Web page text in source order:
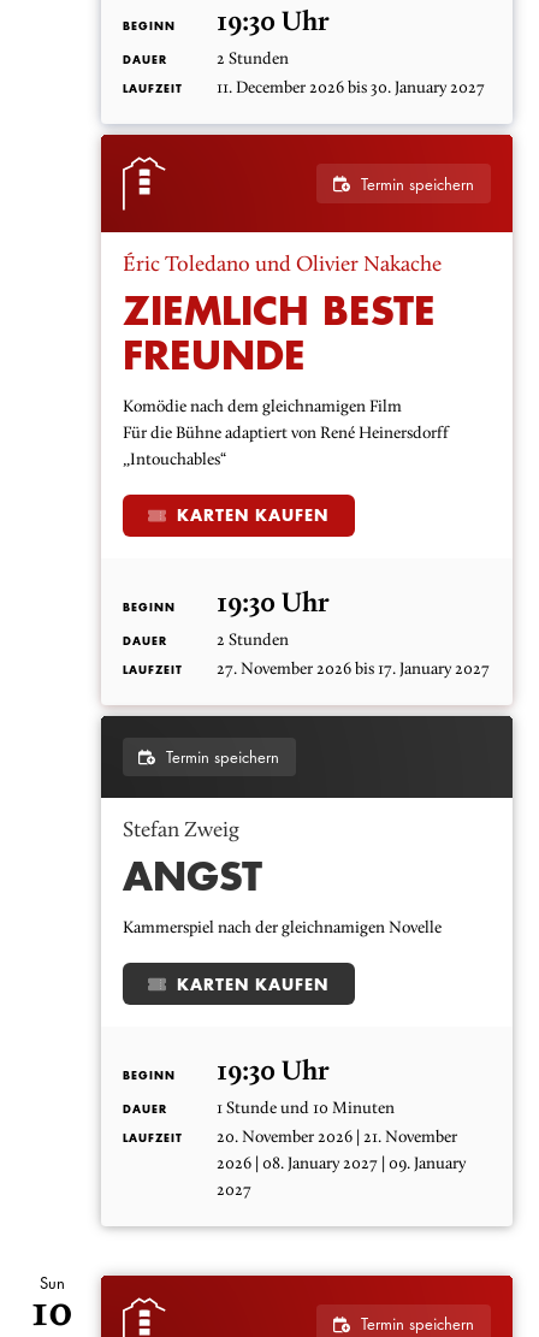
BEGINN 19:30 Uhr
DAUER 2 Stunden
LAUFZEIT 11. December 2026 bis 30. January 2027
Termin speichern
Éric Toledano und Olivier Nakache
ZIEMLICH BESTE
FREUNDE
Komödie nach dem gleichnamigen Film
Für die Bühne adaptiert von René Heinersdorff
„Intouchables“
KARTEN KAUFEN
BEGINN 19:30 Uhr
DAUER 2 Stunden
LAUFZEIT 27. November 2026 bis 17. January 2027
Termin speichern
Stefan Zweig
ANGST
Kammerspiel nach der gleichnamigen Novelle
KARTEN KAUFEN
BEGINN 19:30 Uhr
DAUER 1 Stunde und 10 Minuten
LAUFZEIT
20. November 2026 | 21. November
2026 | 08. January 2027 | 09. January
2027
Sun
10 Termin speichern